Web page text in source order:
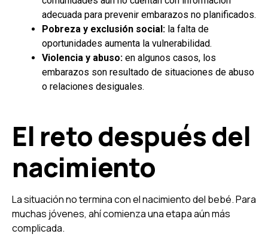
adecuada para prevenir embarazos no planificados.
Pobreza y exclusión social: la falta de
oportunidades aumenta la vulnerabilidad.
Violencia y abuso: en algunos casos, los
embarazos son resultado de situaciones de abuso
o relaciones desiguales.
El reto después del
nacimiento
La situación no termina con el nacimiento del bebé. Para
muchas jóvenes, ahí comienza una etapa aún más
complicada.